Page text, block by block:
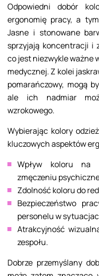
Odpowiedni dobór
ergonomię pracy, a
Jasne i stonowane
sprzyjają koncentracji i
co jest niezwykle ważne
medycznej. Z kolei
pomarańczowy, mogą
ale ich nadmiar
wzrokowego.
Wybierając kolory
kluczowych aspektów
Wpływ koloru na
zmęczeniu
Zdolność koloru do
Bezpieczeństwo
personelu w
Atrakcyjność
zespołu.
Dobrze przemyślany